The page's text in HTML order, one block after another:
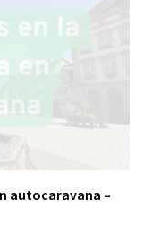
autocaravana –